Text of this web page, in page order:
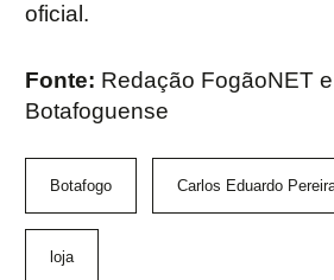
oficial.
Fonte: Redação FogãoNET
Botafoguense
Botafogo Carlos Eduardo
loja